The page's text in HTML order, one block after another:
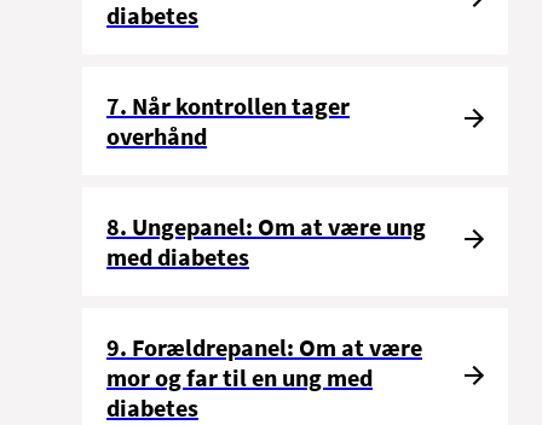
diabetes
7. Når kontrollen tager
overhånd
8. Ungepanel: Om at være ung
med diabetes
9. Forældrepanel: Om at være
mor og far til en ung med
diabetes